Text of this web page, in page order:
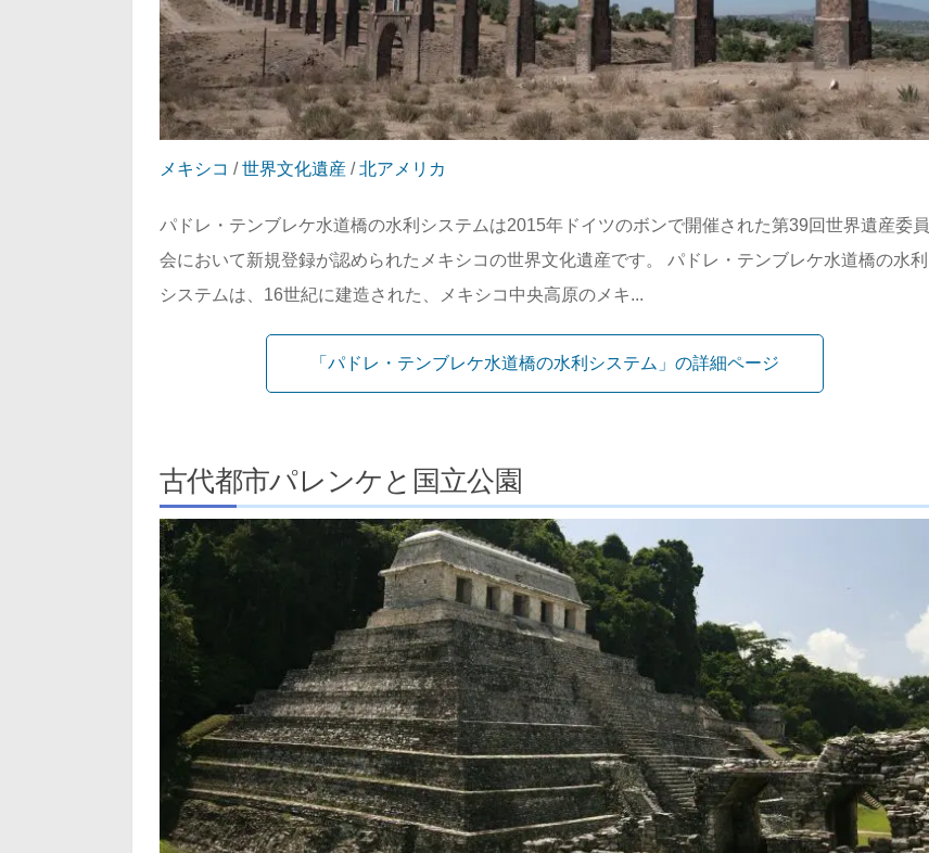
メキシコ /世界文化遺産 /北アメリカ
パドレ・テンブレケ水道橋の水利システムは2015年ドイツのボンで開催された第39回世界遺産委員
会において新規登録が認められたメキシコの世界文化遺産です。 パドレ・テンブレケ水道橋の水利
システムは、16世紀に建造された、メキシコ中央高原のメキ...
「パドレ・テンブレケ水道橋の水利システム」の詳細ページ
古代都市パレンケと国立公園